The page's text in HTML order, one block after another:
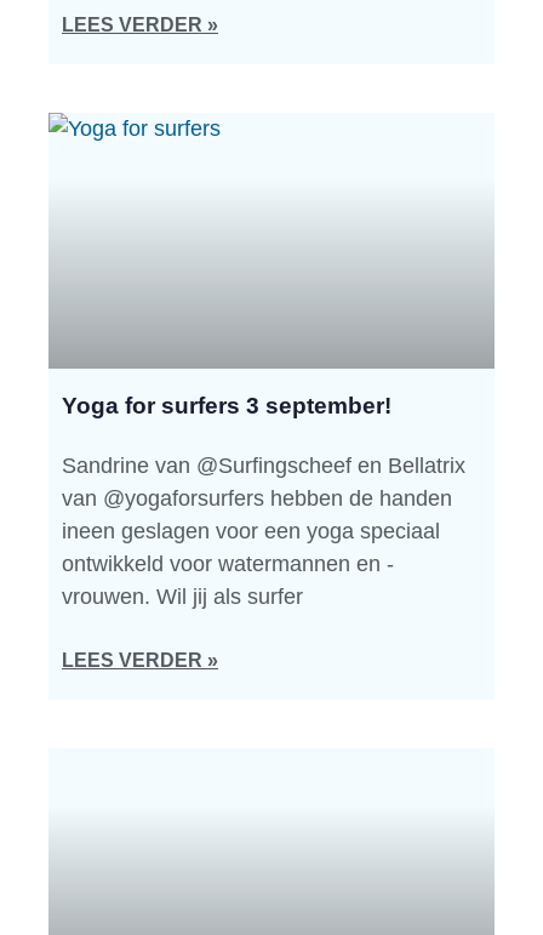
LEES VERDER »
Yoga for surfers 3 september!
Sandrine van @Surfingscheef en Bellatrix
van @yogaforsurfers hebben de handen
ineen geslagen voor een yoga speciaal
ontwikkeld voor watermannen en -
vrouwen. Wil jij als surfer
LEES VERDER »